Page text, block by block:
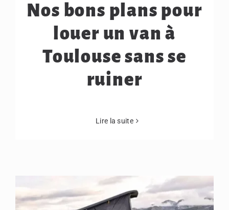
Nos bons plans pour
louer un van à
Toulouse sans se
ruiner
Lire la suite